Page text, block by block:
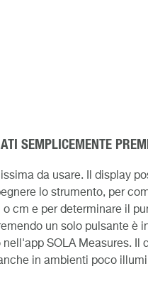
SEMPLICEMENTE
da usare. Il display
lo strumento, per
o cm e per determinare il
un solo pulsante è
SOLA Measures. Il
in ambienti poco